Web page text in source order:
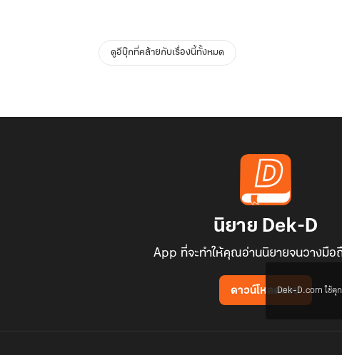
ดูอีบุ๊กที่คล้ายกับเรื่องนี้ทั้งหมด
นิยาย Dek-D
App ที่จะทำให้คุณอ่านนิยายจนวางมือ
ดาวน์โหลดแอปDek-D.com ใช้คุ